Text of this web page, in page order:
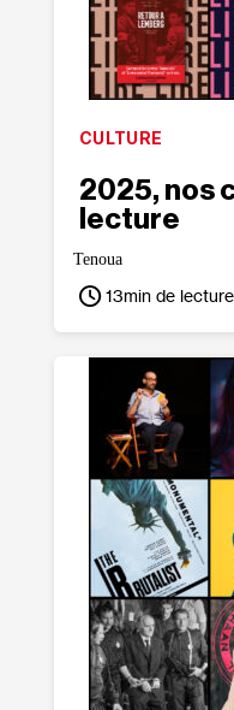
CULTURE
2025, nos
lecture
Tenoua
13min de lecture